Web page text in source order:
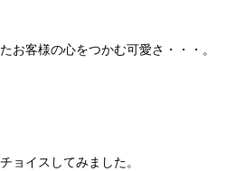
お客様の心をつかむ可愛さ・・・。
ョイスしてみました。